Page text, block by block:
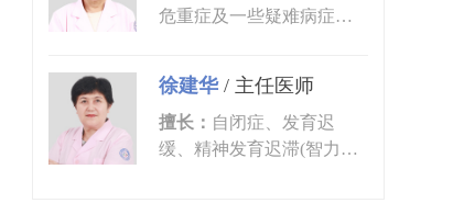
危重症及一些疑难病症的
徐建华/ 主任医师
擅长： 自闭症、发育迟
缓、精神发育迟滞(智力低